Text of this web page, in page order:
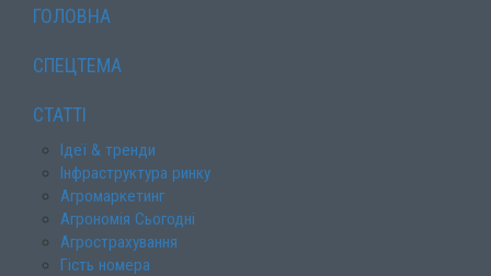
ГОЛОВНА
СПЕЦТЕМА
СТАТТІ
Ідеї & тренди
Інфраструктура ринку
Агромаркетинг
Агрономія Сьогодні
Агрострахування
Гість номера